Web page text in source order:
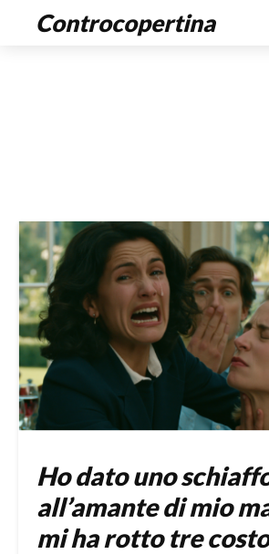
Controcopertina
Ho dato uno
all’amante di mio
mi ha rotto tre